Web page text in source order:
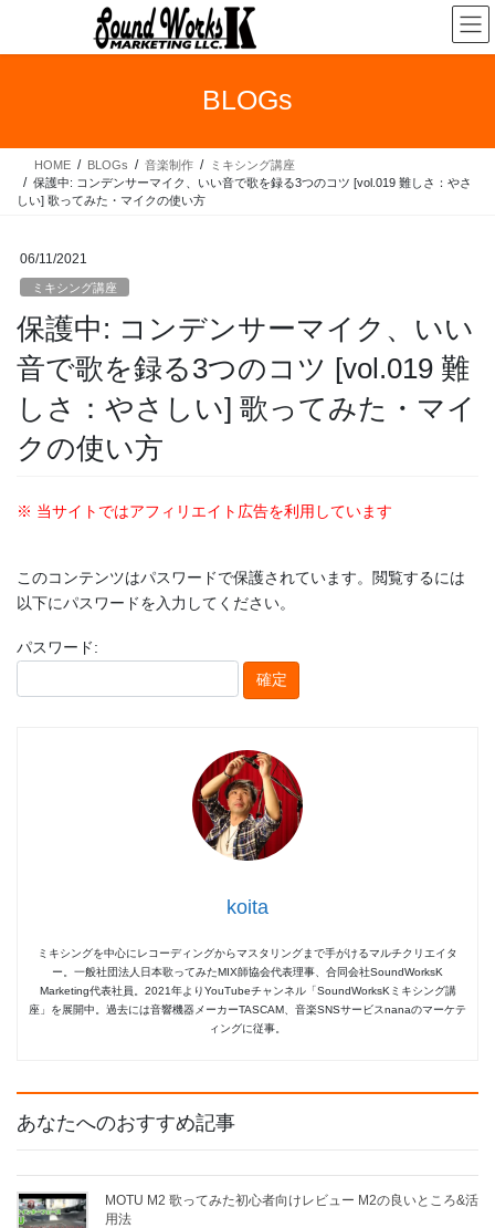
テ
ス
ゲ
ン
BLOGs
HOME BLOGs 音楽制作
ミキシング講座
保護中: コンデンサーマイク、いい音で歌を録る3つのコツ [vol.019 難しさ：やさ
しい] 歌ってみた・マイクの使い方
06/11/2021
ミキシング講座
保護中: コンデンサーマイク、いい
音で歌を録る3つのコツ [vol.019 難
しさ：やさしい] 歌ってみた・マイ
クの使い方
※ 当サイトではアフィリエイト広告を利用しています
このコンテンツはパスワードで保護されています。閲覧するには
以下にパスワードを入力してください。
パスワード:
koita
ミキシングを中心にレコーディングからマスタリングまで手がけるマルチクリエイタ
ー。一般社団法人日本歌ってみたMIX師協会代表理事、合同会社SoundWorksK
Marketing代表社員。2021年よりYouTubeチャンネル「SoundWorksKミキシング講
座」を展開中。過去には音響機器メーカーTASCAM、音楽SNSサービスnanaのマーケテ
ィングに従事。
あなたへのおすすめ記事
MOTU M2 歌ってみた初心者向けレビュー M2の良いところ&活
用法